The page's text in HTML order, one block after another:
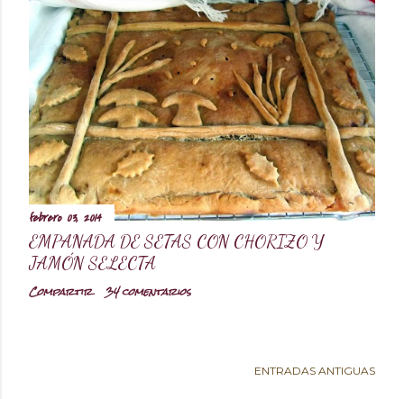
febrero 03, 2014
EMPANADA DE SETAS CON CHORIZO Y
JAMÓN SELECTA
Compartir 34 comentarios
ENTRADAS ANTIGUAS